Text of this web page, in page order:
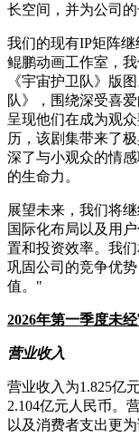
长空间，并为公司
我们的现有IP矩阵
鲲鹏动画工作室，
《宇宙护卫队》版
队》，围绕深受喜
呈现他们在成为观
历，该剧集带来了
深了与小观众的情
的生命力。
展望未来，我们将
国际化布局以及用
置和投资效率。我
巩固公司的竞争优
值。"
2026年第一季度未
营业收入
营业收入为1.825亿
2.104亿元人民币。
以及消费者支出更为